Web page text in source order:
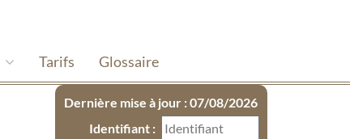
Tarifs Glossaire
Dernière mise à jour : 07/08/2026
Identifiant :